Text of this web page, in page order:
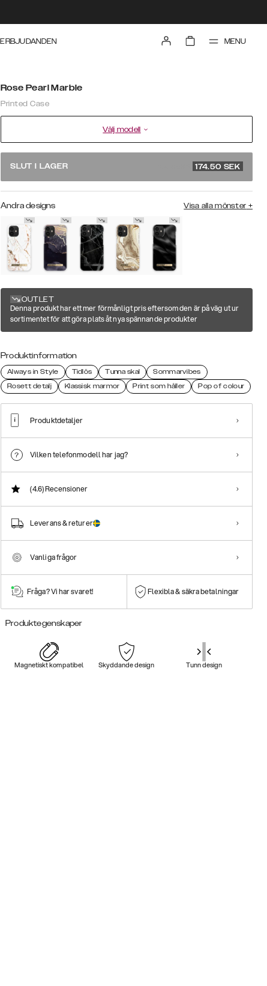
ERBJUDANDEN MENU
Rose Pearl Marble
Printed Case
Välj modell
SLUT I LAGER 174.50 SEK
Andra designs Visa alla mönster +
OUTLET
Denna produkt har ett mer förmånligt pris eftersom den är på väg ut ur
sortimentet för att göra plats åt nya spännande produkter
Produktinformation
Always in Style Tidlös Tunna skal
Sommarvibes
Rosett detalj
Klassisk marmor Print som håller Pop of colour
Produktdetaljer
Vilken telefonmodell har jag?
(4.6)Recensioner
Leverans & returer
Vanliga frågor
Fråga? Vi har svaret! Flexibla & säkra betalningar
Produktegenskaper
Magnetiskt kompatibel Skyddande design Tunn design